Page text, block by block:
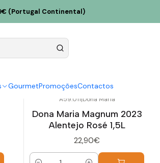
GourmetPromoçõesContactos
(Portugal Continental)
A59.011|Dona Maria
Dona Maria Magnum 2023
Alentejo Rosé 1,5L
22,90€